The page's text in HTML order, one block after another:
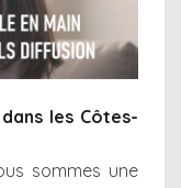
les Côtes-
sommes une